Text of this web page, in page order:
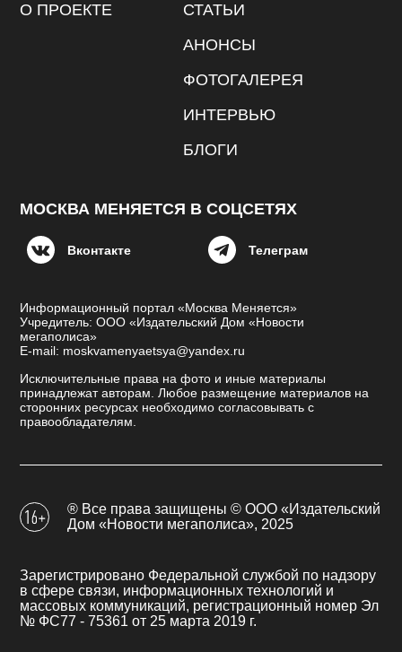
О ПРОЕКТЕ
СТАТЬИ
АНОНСЫ
ФОТОГАЛЕРЕЯ
ИНТЕРВЬЮ
БЛОГИ
МОСКВА МЕНЯЕТСЯ В СОЦСЕТЯХ
Вконтакте Телеграм
Информационный портал «Москва Меняется»
Учредитель: ООО «Издательский Дом «Новости
мегаполиса»
E-mail: moskvamenyaetsya@yandex.ru
Исключительные права на фото и иные материалы
принадлежат авторам. Любое размещение материалов на
сторонних ресурсах необходимо согласовывать с
правообладателям.
® Все права защищены © ООО «Издательский
Дом «Новости мегаполиса», 2025
Зарегистрировано Федеральной службой по надзору
в сфере связи, информационных технологий и
массовых коммуникаций, регистрационный номер Эл
№ ФС77 - 75361 от 25 марта 2019 г.